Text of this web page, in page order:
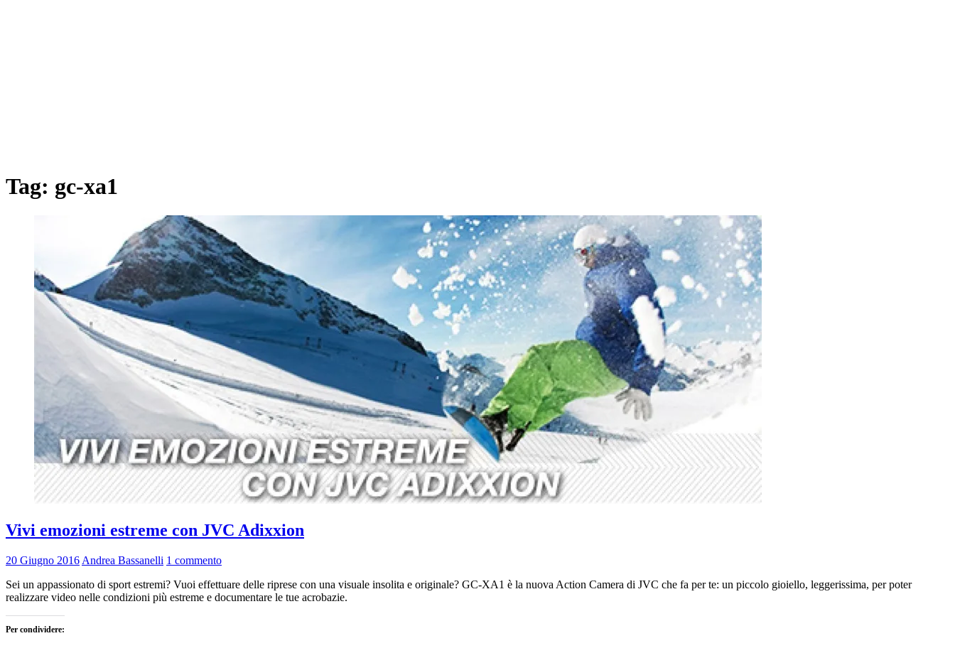
Tag: gc-xa1
Vivi emozioni estreme con JVC Adixxion
20 Giugno 2016 Andrea Bassanelli 1 commento
Sei un appassionato di sport estremi? Vuoi effettuare delle riprese con una visuale insolita e originale? GC-XA1 è la nuova Action Camera di JVC che fa per te: un piccolo gioiello, leggerissima, per poter
realizzare video nelle condizioni più estreme e documentare le tue acrobazie.
Per condividere: